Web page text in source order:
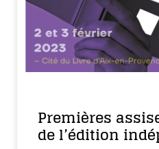
Premières
de l’édition